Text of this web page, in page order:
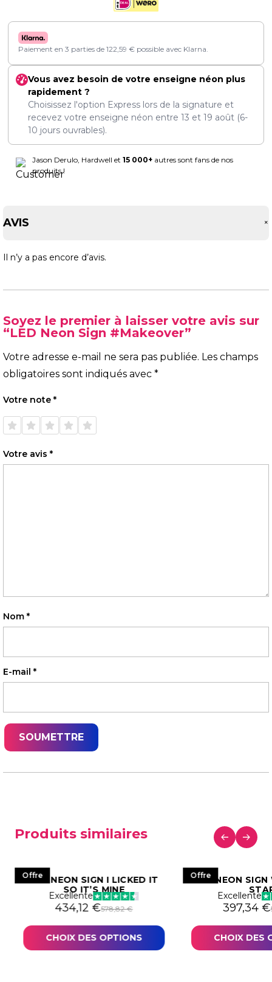
Paiement en 3 parties de 122,59 € possible avec Klarna.
Vous avez besoin de votre enseigne néon plus
rapidement ?
Choisissez l'option Express lors de la signature et
recevez votre enseigne néon entre 13 et 19 août (6-
10 jours ouvrables).
Jason Derulo, Hardwell et 15 000+ autres sont fans de nos
produits !
AVIS +
Il n’y a pas encore d’avis.
Soyez le premier à laisser votre avis sur
“LED Neon Sign #Makeover”
Votre adresse e-mail ne sera pas publiée. Les champs
obligatoires sont indiqués avec *
Votre note *
1 étoile
sur 5
2 étoiles
sur 5
3 étoiles
sur 5
4 étoiles
sur 5
5 étoiles
sur 5
Votre avis *
Nom *
E-mail *
Produits similaires
Offre
LED NEON SIGN I LICKED IT
SO IT’S MINE
Excellente
578,82€
Le prix initial était : 578,82 €.
434,12 €
Le prix actuel est : 434,12 €.
CHOIX DES OPTIONS
Offre
LED NEON SIGN
Excellente
Le prix
397,34 €
Le prix
CHOIX DES